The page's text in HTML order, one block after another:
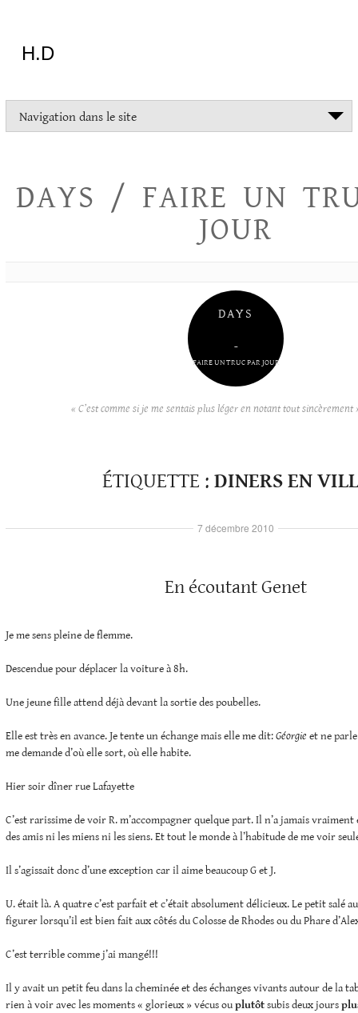
H.D
tout
essayer
Navigation dans le site
DAYS / FAIRE UN
JOUR
DAYS
–
FAIRE UN TRUC PAR JOUR
« C’est comme si je me sentais plus léger en notant tout sincèrement
ÉTIQUETTE : DINERS EN
En écoutant Genet
Je me sens pleine de flemme.
Descendue pour déplacer la voiture à 8h.
Une jeune fille attend déjà devant la sortie des poubelles.
Elle est très en avance. Je tente un échange mais elle me dit:Géorgie et ne
me demande d’où elle sort, où elle habite.
Hier soir dîner rue Lafayette
C’est rarissime de voir R. m’accompagner quelque part. Il n’a jamais
des amis ni les miens ni les siens. Et tout le monde à l’habitude de me voir
Il s’agissait donc d’une exception car il aime beaucoup G et J.
U. était là. A quatre c’est parfait et c’était absolument délicieux. Le petit salé
figurer lorsqu’il est bien fait aux côtés du Colosse de Rhodes ou du Phare
C’est terrible comme j’ai mangé!!!
Il y avait un petit feu dans la cheminée et des échanges vivants autour de la
rien à voir avec les moments « glorieux » vécus ouplutôtsubis deux jours
7 décembre 2010